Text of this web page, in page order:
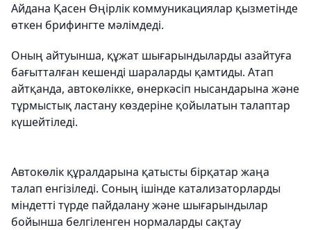
Айдана Қасен Өңірлік коммуникациялар қызметінде
өткен брифингте мәлімдеді.
Оның айтуынша, құжат шығарындыларды азайтуға
бағытталған кешенді шараларды қамтиды. Атап
айтқанда, автокөлікке, өнеркәсіп нысандарына және
тұрмыстық ластану көздеріне қойылатын талаптар
күшейтіледі.
Автокөлік құралдарына қатысты бірқатар жаңа
талап енгізіледі. Соның ішінде катализаторларды
міндетті түрде пайдалану және шығарындылар
бойынша белгіленген нормаларды сақтау